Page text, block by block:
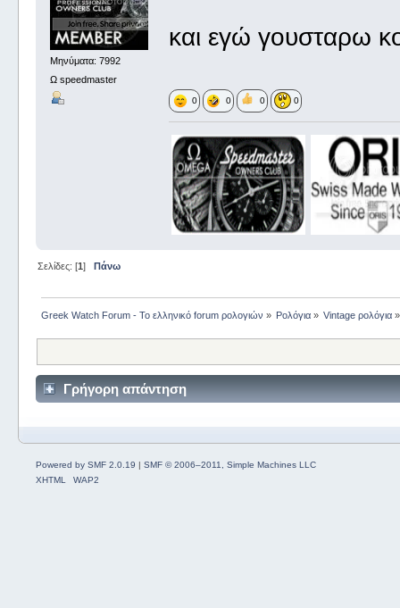
Μηνύματα: 7992
Ω speedmaster
και εγώ γουσταρω
0 0 0 0
Σελίδες: [1] Πάνω
Greek Watch Forum - Το ελληνικό forum ρολογιών » Ρολόγια » Vintage ρολόγια »
Γρήγορη απάντηση
Powered by SMF 2.0.19 | SMF © 2006–2011, Simple Machines LLC
XHTML
WAP2